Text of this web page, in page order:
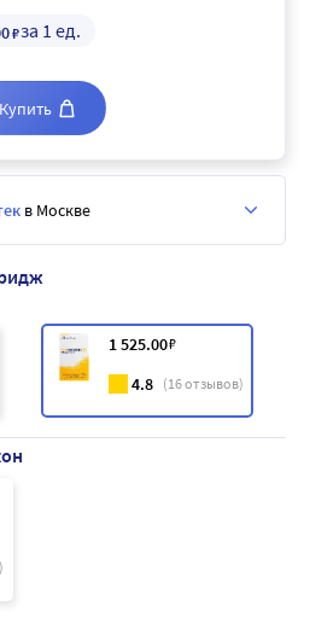
1 525.00₽
4.8 (16отзывов)
₽за 1 ед.
Купить
в Москве